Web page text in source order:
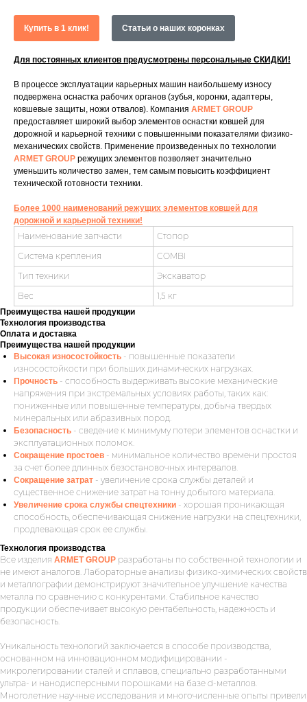
Купить в 1 клик! Статьи о наших коронках
Для постоянных клиентов предусмотрены персональные СКИДКИ!
В процессе эксплуатации карьерных машин наибольшему износу
подвержена оснастка рабочих органов (зубья, коронки, адаптеры,
ковшевые защиты, ножи отвалов). Компания ARMET GROUP
предоставляет широкий выбор элементов оснастки ковшей для
дорожной и карьерной техники с повышенными показателями физико-
механических свойств. Применение произведенных по технологии
ARMET GROUP режущих элементов позволяет значительно
уменьшить количество замен, тем самым повысить коэффициент
технической готовности техники.
Более 1000 наименований режущих элементов ковшей для
дорожной и карьерной техники!
Наименование запчасти
Стопор
Система крепления
COMBI
Тип техники
Экскаватор
Вес
1,5 кг
Преимущества нашей продукции
Технология производства
Оплата и доставка
Преимущества нашей продукции
Высокая износостойкость - повышенные показатели
износостойкости при больших динамических нагрузках.
Прочность - способность выдерживать высокие механические
напряжения при экстремальных условиях работы, таких как:
пониженные или повышенные температуры, добыча твердых
минеральных или абразивных пород.
Безопасность - сведение к минимуму потери элементов оснастки и
эксплуатационных поломок.
Сокращение простоев - минимальное количество времени простоя
за счет более длинных безостановочных интервалов.
Сокращение затрат - увеличение срока службы деталей и
существенное снижение затрат на тонну добытого материала.
Увеличение срока службы спецтехники - хорошая проникающая
способность, обеспечивающая снижение нагрузки на спецтехники,
продлевающая срок ее службы.
Технология производства
Все изделия ARMET GROUP разработаны по собственной технологии и
не имеют аналогов. Лабораторные анализы физико-химических свойств
и металлографии демонстрируют значительное улучшение качества
металла по сравнению с конкурентами. Стабильное качество
продукции обеспечивает высокую рентабельность, надежность и
безопасность.
Уникальность технологий заключается в способе производства,
основанном на инновационном модифицировании -
микролегировании сталей и сплавов, специально разработанными
ультра- и нанодисперсными порошками на базе d-металлов.
Многолетние научные исследования и многочисленные опыты привели